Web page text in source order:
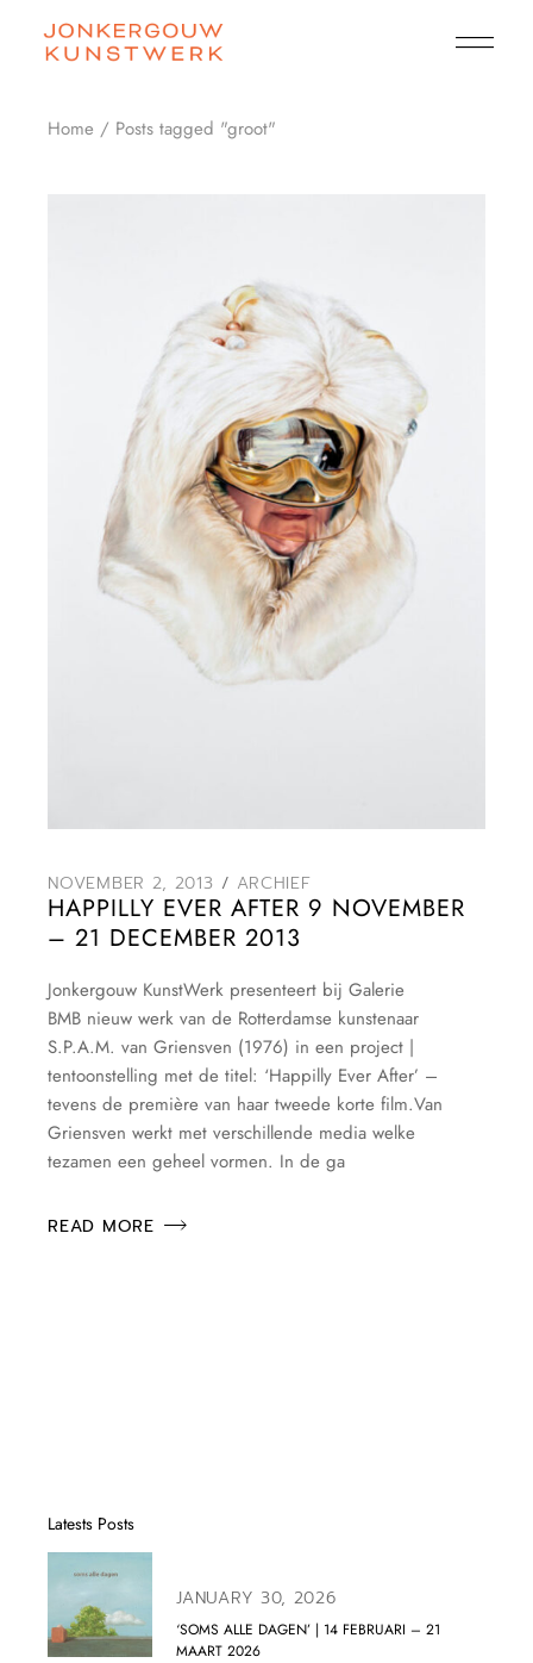
content
Home Posts tagged "groot"
NOVEMBER 2, 2013 ARCHIEF
HAPPILLY EVER AFTER 9 NOVEMBER
– 21 DECEMBER 2013
Jonkergouw KunstWerk presenteert bij Galerie
BMB nieuw werk van de Rotterdamse kunstenaar
S.P.A.M. van Griensven (1976) in een project |
tentoonstelling met de titel: ‘Happilly Ever After’ –
tevens de première van haar tweede korte film.Van
Griensven werkt met verschillende media welke
tezamen een geheel vormen. In de ga
READ MORE
Latests Posts
JANUARY 30, 2026
‘SOMS ALLE DAGEN’ | 14 FEBRUARI – 21
MAART 2026